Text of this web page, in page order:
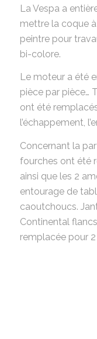
La Vespa a
mettre la coque
peintre pour
bi-colore.
Le moteur a été
pièce par pièce…
ont été
l’échappement,
Concernant la
fourches ont été
ainsi que les 2
entourage de
caoutchoucs.
Continental
remplacée pour